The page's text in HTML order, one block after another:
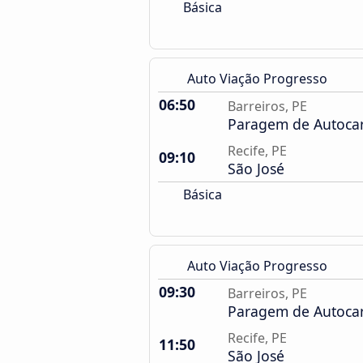
Básica
Auto Viação Progresso
06:50 Barreiros, PE
Paragem de
09:10
Recife, PE
São José
Básica
Auto Viação Progresso
09:30 Barreiros, PE
Paragem de
11:50
Recife, PE
São José